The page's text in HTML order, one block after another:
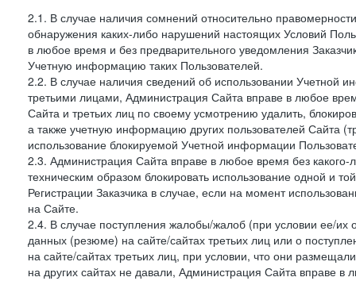
2.1. В случае наличия сомнений относительно
обнаружения каких-либо нарушений настоящих Условий
в любое время и без предварительного уведомления
Учетную информацию таких Пользователей.
2.2. В случае наличия сведений об использовании Учетной
третьими лицами, Администрация Сайта вправе в любое
Сайта и третьих лиц по своему усмотрению удалить,
а также учетную информацию других пользователей Сайта
использование блокируемой Учетной информации
2.3. Администрация Сайта вправе в любое время без
техническим образом блокировать использование одной и
Регистрации Заказчика в случае, если на момент
на Сайте.
2.4. В случае поступления жалобы/жалоб (при условии ее/их
данных (резюме) на сайте/сайтах третьих лиц или о
на сайте/сайтах третьих лиц, при условии, что они
на других сайтах не давали, Администрация Сайта вправе в